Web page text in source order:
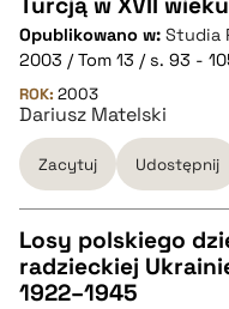
CZYSTY TEKST
pobierz cytat
BIBTEX
pobierz cytat
Opublikowano w: Studia
2003 / Tom 13 / s. 93 -
ROK: 2003
Dariusz Matelski
Zacytuj Udostępnij
CZYSTY TEKST
Losy polskiego
radzieckiej
1922–1945